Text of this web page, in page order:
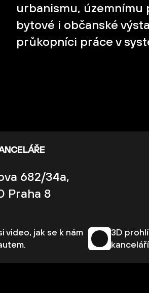
urbanismu, územnímu
bytové i občanské
průkopníci práce v
682/34a,
Praha 8
video, jak se k nám
3D
kanceláří